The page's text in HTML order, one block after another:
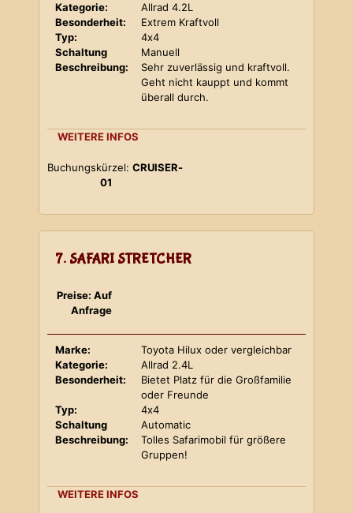
Kategorie:
Allrad 4.2L
Besonderheit:
Extrem Kraftvoll
Typ:
4x4
Schaltung
Manuell
Beschreibung:
Sehr zuverlässig und kraftvoll.
Geht nicht kauppt und kommt
überall durch.
WEITERE INFOS
Buchungskürzel: CRUISER-
01
7. SAFARI STRETCHER
Preise: Auf
Anfrage
Marke:
Toyota Hilux oder vergleichbar
Kategorie:
Allrad 2.4L
Besonderheit:
Bietet Platz für die Großfamilie
oder Freunde
Typ:
4x4
Schaltung
Automatic
Beschreibung:
Tolles Safarimobil für größere
Gruppen!
WEITERE INFOS